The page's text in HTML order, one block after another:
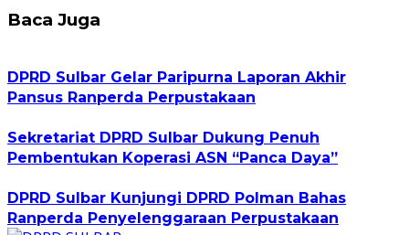
Baca Juga
DPRD Sulbar Gelar Paripurna Laporan Akhir
Pansus Ranperda Perpustakaan
Sekretariat DPRD Sulbar Dukung Penuh
Pembentukan Koperasi ASN “Panca Daya”
DPRD Sulbar Kunjungi DPRD Polman Bahas
Ranperda Penyelenggaraan Perpustakaan